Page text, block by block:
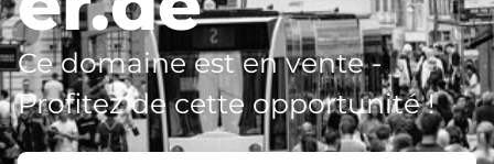
Ce domaine est en vente -
Profitez de cette opportunité !